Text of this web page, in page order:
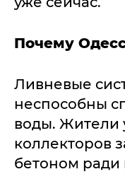
Почему
Ливневые
неспособны
воды. Жители
коллекторов
бетоном ради